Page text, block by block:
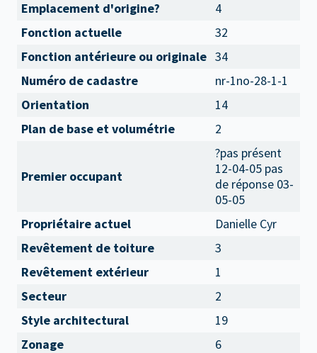
Emplacement d'origine?
4
Fonction actuelle
32
Fonction antérieure ou originale 34
Numéro de cadastre
nr-1no-28-1-1
Orientation
14
Plan de base et volumétrie
2
Premier occupant
?pas présent
12-04-05 pas
de réponse 03-
05-05
Propriétaire actuel
Danielle Cyr
Revêtement de toiture
3
Revêtement extérieur
1
Secteur
2
Style architectural
19
Zonage
6